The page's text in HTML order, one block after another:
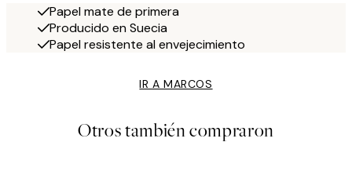
Papel mate de primera
Producido en Suecia
Papel resistente al envejecimiento
IR A MARCOS
Otros también compraron